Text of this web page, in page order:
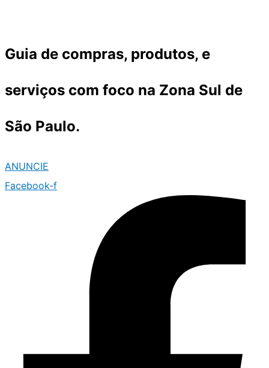
o
Guia de compras, produtos, e
serviços com foco na Zona Sul de
São Paulo.
ANUNCIE
Facebook-f